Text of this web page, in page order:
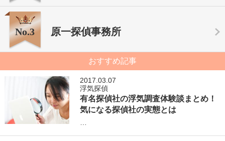
No.3 原一探偵事務所
おすすめ記事
2017.03.07
浮気探偵
有名探偵社の浮気調査体験談まとめ！
気になる探偵社の実態とは